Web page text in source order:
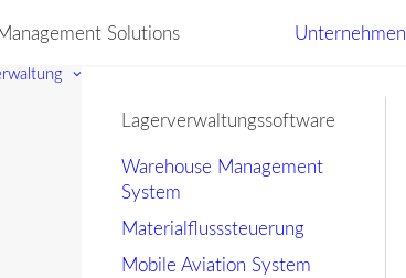
Solutions Unternehmen
Lagerverwaltungssoftware
Warehouse Management
System
Materialflusssteuerung
Mobile Aviation System